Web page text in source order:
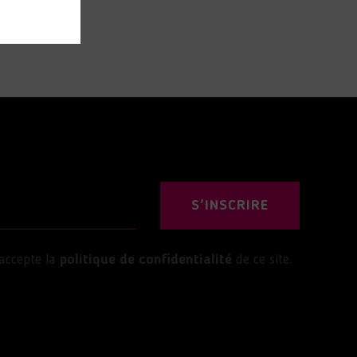
S'INSCRIRE
la politique de confidentialité de ce site.